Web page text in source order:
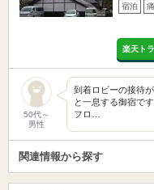
宿泊
楽天ト
50代～
男性
到着ロビーの接待
と一息する御宿で
フロ…
関連情報から探す